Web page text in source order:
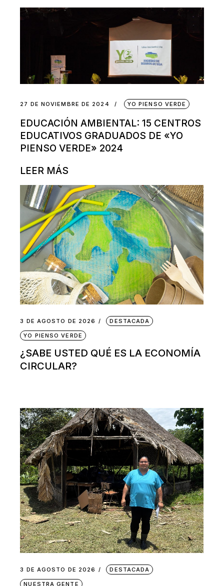
27 DE NOVIEMBRE DE 2024 YO PIENSO VERDE
EDUCACIÓN AMBIENTAL: 15 CENTROS
EDUCATIVOS GRADUADOS DE «YO
PIENSO VERDE» 2024
LEER MÁS
3 DE AGOSTO DE 2026 DESTACADA
YO PIENSO VERDE
¿SABE USTED QUÉ ES LA ECONOMÍA
CIRCULAR?
3 DE AGOSTO DE 2026 DESTACADA
NUESTRA GENTE